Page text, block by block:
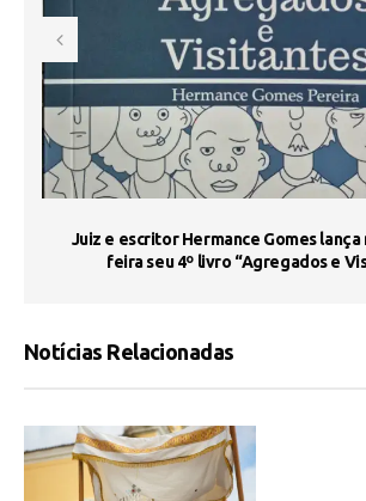
Juiz e escritor Hermance Gomes
feira seu 4º livro “Agregados e
Notícias Relacionadas